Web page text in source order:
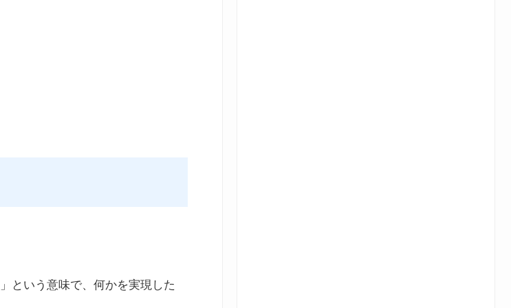
」という意味で、何かを実現した